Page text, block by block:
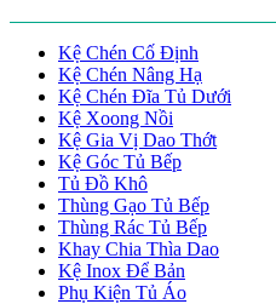
Kệ Chén Cố Định
Kệ Chén Nâng Hạ
Kệ Chén Đĩa Tủ Dưới
Kệ Xoong Nồi
Kệ Gia Vị Dao Thớt
Kệ Góc Tủ Bếp
Tủ Đồ Khô
Thùng Gạo Tủ Bếp
Thùng Rác Tủ Bếp
Khay Chia Thìa Dao
Kệ Inox Để Bản
Phụ Kiện Tủ Áo